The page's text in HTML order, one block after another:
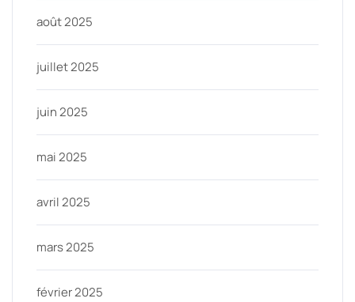
août 2025
juillet 2025
juin 2025
mai 2025
avril 2025
mars 2025
février 2025